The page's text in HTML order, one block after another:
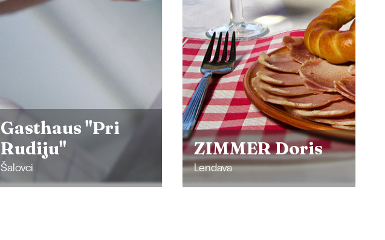
ZIMMER Doris
Lendava
ÖLMÜHLE
KOCBEK
Sveti Jurij ob Ščavnici